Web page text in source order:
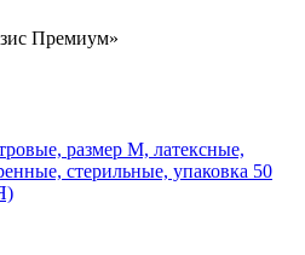
Премиум»
размер М, латексные,
стерильные, упаковка 50